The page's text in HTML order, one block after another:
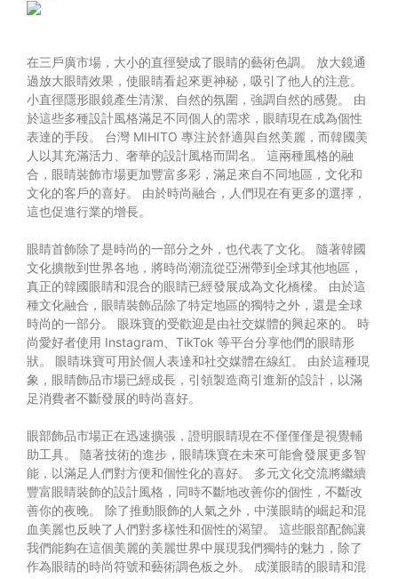
在三戶廣市場，大小的直徑變成了眼睛的藝術色調。 放大鏡通
過放大眼睛效果，使眼睛看起來更神秘，吸引了他人的注意。
小直徑隱形眼鏡產生清潔、自然的氛圍，強調自然的感覺。 由
於這些多種設計風格滿足不同個人的需求，眼睛現在成為個性
表達的手段。 台灣 MIHITO 專注於舒適與自然美麗，而韓國美
人以其充滿活力、奢華的設計風格而聞名。 這兩種風格的融
合，眼睛裝飾市場更加豐富多彩，滿足來自不同地區，文化和
文化的客戶的喜好。 由於時尚融合，人們現在有更多的選擇，
這也促進行業的增長。
眼睛首飾除了是時尚的一部分之外，也代表了文化。 隨著韓國
文化擴散到世界各地，將時尚潮流從亞洲帶到全球其他地區，
真正的韓國眼睛和混合的眼睛已經發展成為文化橋樑。 由於這
種文化融合，眼睛裝飾品除了特定地區的獨特之外，還是全球
時尚的一部分。 眼珠寶的受歡迎是由社交媒體的興起來的。 時
尚愛好者使用 Instagram、TikTok 等平台分享他們的眼睛形
狀。 眼睛珠寶可用於個人表達和社交媒體在線紅。 由於這種現
象，眼睛飾品市場已經成長，引領製造商引進新的設計，以滿
足消費者不斷發展的時尚喜好。
眼部飾品市場正在迅速擴張，證明眼睛現在不僅僅僅是視覺輔
助工具。 隨著技術的進步，眼睛珠寶在未來可能會發展更多智
能，以滿足人們對方便和個性化的喜好。 多元文化交流將繼續
豐富眼睛裝飾的設計風格，同時不斷地改善你的個性，不斷改
善你的夜晚。 除了推動眼飾的人氣之外，中漢眼睛的崛起和混
血美麗也反映了人們對多樣性和個性的渴望。 這些眼部配飾讓
我們能夠在這個美麗的美麗世界中展現我們獨特的魅力，除了
作為眼睛的時尚符號和藝術調色板之外。 成漢眼睛的眼睛和混